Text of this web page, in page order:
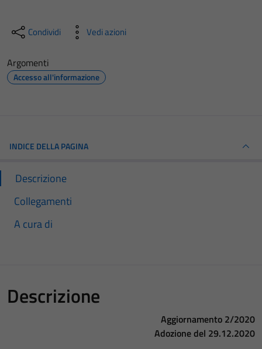
Condividi Vedi azioni
Argomenti
Accesso all'informazione
INDICE DELLA PAGINA
Descrizione
Collegamenti
A cura di
Descrizione
Aggiornamento 2/2020
Adozione del 29.12.2020